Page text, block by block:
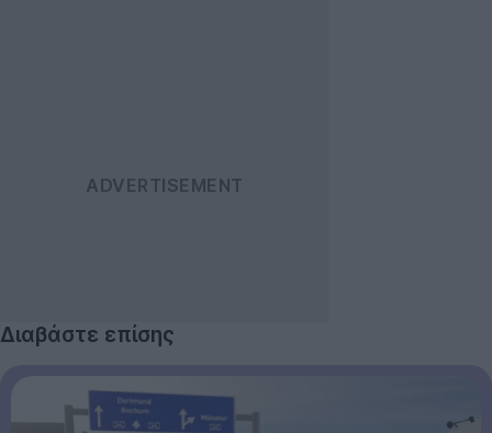
Διαβάστε επίσης